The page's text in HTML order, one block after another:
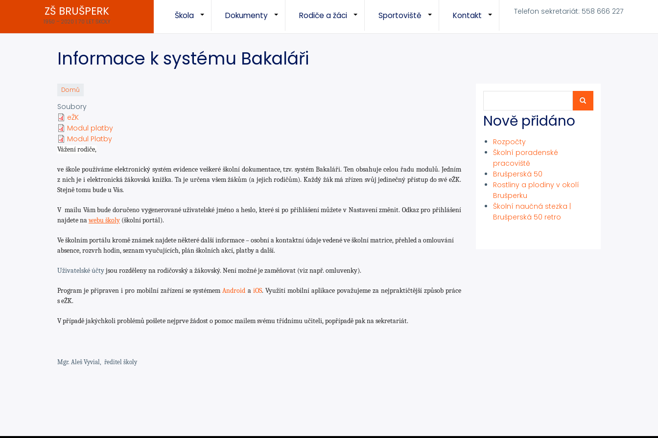
ZŠ BRUŠPERK
1950 – 2020 | 70 LET ŠKOLY
Telefon sekretariát: 558 666 227
+
Škola +
Dokumenty +
Rodiče a žáci +
Sportoviště +
Kontakt
Informace k systému Bakaláři
Domů
Soubory
eŽK
Modul platby
Modul Platby
Vážení rodiče,
ve škole používáme elektronický systém evidence veškeré školní dokumentace, tzv. systém Bakaláři. Ten obsahuje celou řadu modulů. Jedním
z nich je i elektronická žákovská knížka. Ta je určena všem žákům (a jejich rodičům). Každý žák má zřízen svůj jedinečný přístup do své eŽK.
Stejně tomu bude u Vás.
V mailu Vám bude doručeno vygenerované uživatelské jméno a heslo, které si po přihlášení můžete v Nastavení změnit. Odkaz pro přihlášení
najdete nawebu školy (školní portál).
Ve školním portálu kromě známek najdete některé další informace – osobní a kontaktní údaje vedené ve školní matrice, přehled a omlouvání
absence, rozvrh hodin, seznam vyučujících, plán školních akcí, platby a další.
Uživatelské účtyjsou rozděleny na rodičovský a žákovský. Není možné je zaměňovat (viz např. omluvenky).
Program je připraven i pro mobilní zařízení se systémemAndroid a iOS. Využití mobilní aplikace považujeme za nejpraktičtější způsob práce
s eŽK.
V případě jakýchkoli problémů pošlete nejprve žádost o pomoc mailem svému třídnímu učiteli, popřípadě pak na sekretariát.
Mgr. Aleš Vyvial, ředitel školy
Nově přidáno
Rozpočty
Školní poradenské
pracoviště
Brušperská 50
Rostliny a plodiny v okolí
Brušperku
Školní naučná stezka |
Brušperská 50 retro